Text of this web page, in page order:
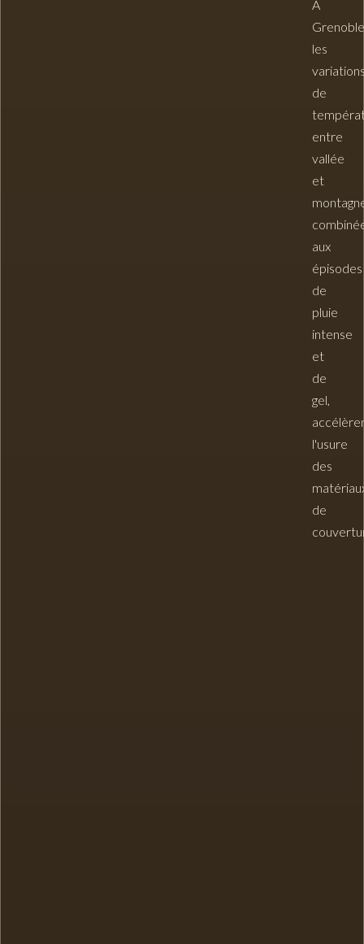
À
les
de
entre
vallée
et
aux
épisodes
de
pluie
intense
et
de
gel,
l'usure
des
de